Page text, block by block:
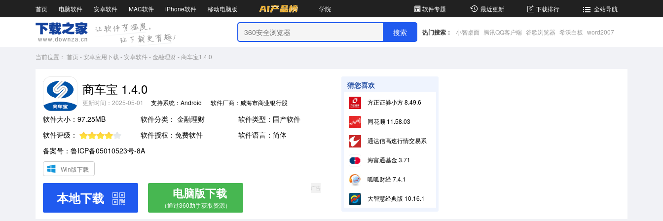
首页 电脑软件 安卓软件 MAC软件 iPhone软件 移动电脑版 学院 软件专题 最近更新 下载排行 全站导航
热门搜索： 小智桌面 腾讯QQ客户端 谷歌浏览器 希沃白板 word2007
当前位置： 首页-安卓应用下载 -安卓软件-金融理财 -商车宝1.4.0
商车宝 1.4.0
更新时间：2025-05-01 支持系统：Android 软件厂商：威海市商业银行股份有限公司
软件大小：97.25MB 软件分类： 金融理财
软件类型：国产软件
软件评级：
软件授权：免费软件
软件语言：简体
备案号：鲁ICP备05010523号-8A
Win版下载
本地下载 电脑版下载
（通过360助手获取资源）
广告
猜您喜欢
方正证券小方 8.49.6
同花顺 11.58.03
通达信高速行情交易系统 7.23
海富通基金 3.71
呱呱财经 7.4.1
大智慧经典版 10.16.1